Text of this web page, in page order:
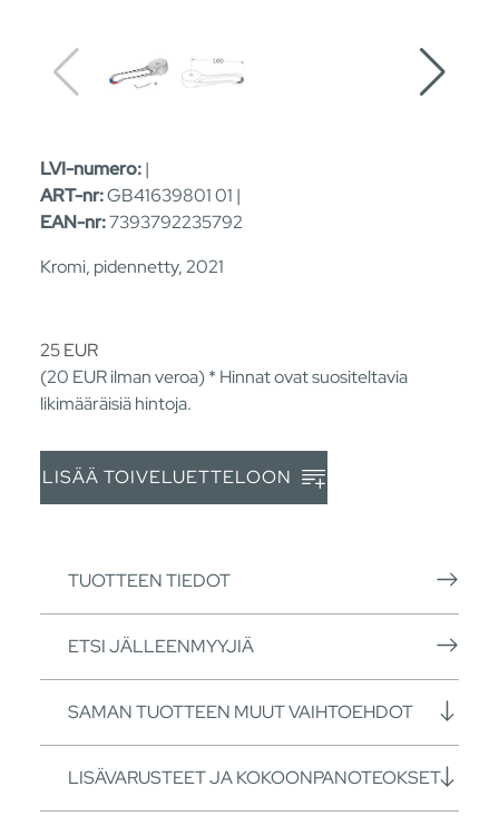
LVI-numero:|
ART-nr:GB41639801 01 |
EAN-nr:7393792235792
Kromi, pidennetty, 2021
25EUR
(20 EURilman veroa) * Hinnat ovat suositeltavia
likimääräisiä hintoja.
LISÄÄ TOIVELUETTELOON
TUOTTEEN TIEDOT
ETSI JÄLLEENMYYJIÄ
SAMAN TUOTTEEN MUUT VAIHTOEHDOT
LISÄVARUSTEET JA KOKOONPANOTEOKSET